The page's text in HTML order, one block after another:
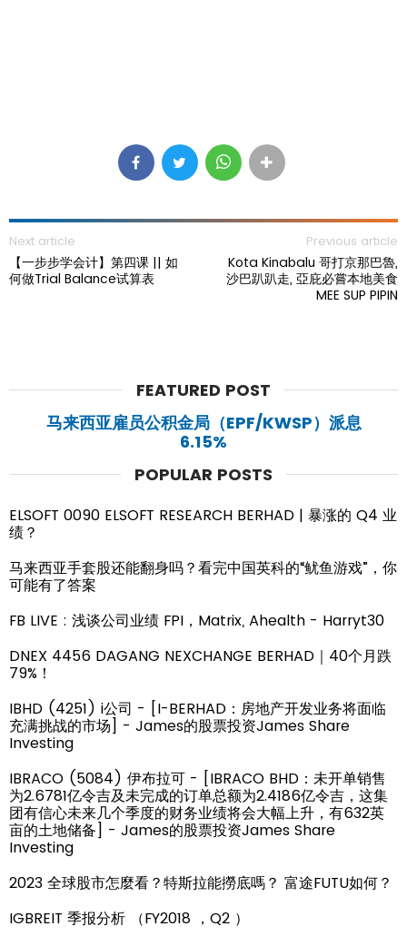
Next article
【一步步学会计】第四课 || 如
何做Trial Balance试算表
Previous article
Kota Kinabalu 哥打京那巴魯,
沙巴趴趴走, 亞庇必嘗本地美食
MEE SUP PIPIN
FEATURED POST
马来西亚雇员公积金局（EPF/KWSP）派息
6.15%
POPULAR POSTS
ELSOFT 0090 ELSOFT RESEARCH BERHAD | 暴涨的 Q4 业
绩？
马来西亚手套股还能翻身吗？看完中国英科的“鱿鱼游戏”，你
可能有了答案
FB LIVE : 浅谈公司业绩 FPI，Matrix, Ahealth - Harryt30
DNEX 4456 DAGANG NEXCHANGE BERHAD｜40个月跌
79%！
IBHD (4251) i公司 - [I-BERHAD：房地产开发业务将面临
充满挑战的市场] - James的股票投资James Share
Investing
IBRACO (5084) 伊布拉可 - [IBRACO BHD：未开单销售
为2.6781亿令吉及未完成的订单总额为2.4186亿令吉，这集
团有信心未来几个季度的财务业绩将会大幅上升，有632英
亩的土地储备] - James的股票投资James Share
Investing
2023 全球股市怎麼看？特斯拉能撈底嗎？ 富途FUTU如何？
IGBREIT 季报分析 （FY2018 ，Q2 ）